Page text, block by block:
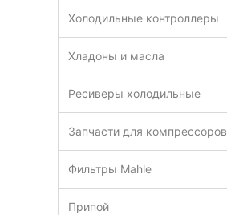
Холодильные контроллеры
Хладоны и масла
Ресиверы холодильные
Запчасти для компрессоров
Фильтры Mahle
Припой